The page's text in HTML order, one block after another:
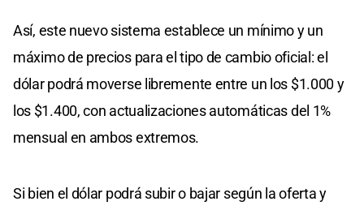
Así, este nuevo sistema establece un mínimo y un
máximo de precios para el tipo de cambio oficial: el
dólar podrá moverse libremente entre un los $1.000 y
los $1.400, con actualizaciones automáticas del 1%
mensual en ambos extremos.
Si bien el dólar podrá subir o bajar según la oferta y